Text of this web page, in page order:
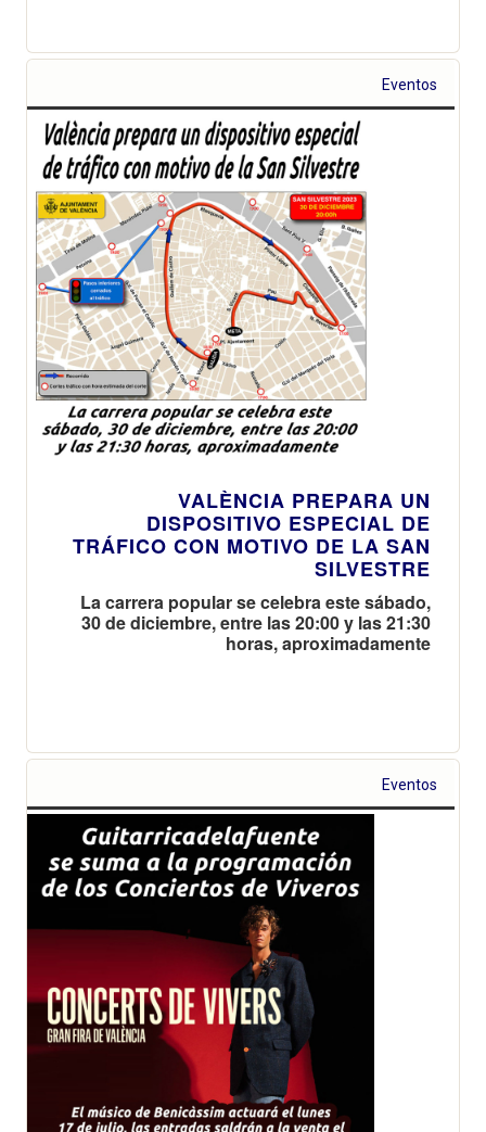
Eventos
VALÈNCIA PREPARA UN
DISPOSITIVO ESPECIAL DE
TRÁFICO CON MOTIVO DE LA SAN
SILVESTRE
La carrera popular se celebra este sábado,
30 de diciembre, entre las 20:00 y las 21:30
horas, aproximadamente
Eventos